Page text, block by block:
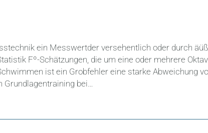
ein Messwertder versehentlich oder durch
Fº-Schätzungen, die um eine oder mehrere
ist ein Grobfehler eine starke Abweichung
bei…